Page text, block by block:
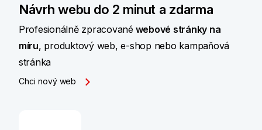
Návrh webu do 2 minut a zdarma
Profesionálně zpracovanéwebové stránky na
míru, produktový web, e-shop nebo kampaňová
stránka
Chci nový web